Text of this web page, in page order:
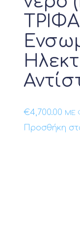
€4,700.00 ΜΕ
Προσθήκη